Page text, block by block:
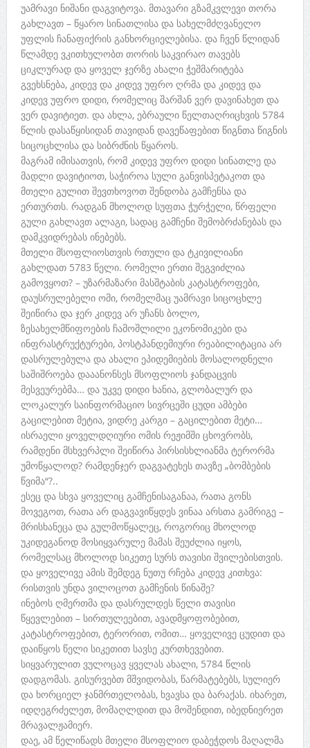
უამრავი ნიშანი დაგვიტოვა. მთავარი გზამკვლევი თორა
გახლავთ – წყარო სინათლისა და სახელმძღვანელო
უფლის ჩანაფიქრის განხორციელებისა. და ჩვენ წლიდან
წლამდე ვკითხულობთ თორის საკვირაო თავებს
ციკლურად და ყოველ ჯერზე ახალი ჭეშმარიტება
გვეხსნება, კიდევ და კიდევ უფრო ღრმა და კიდევ და
კიდევ უფრო დიდი, რომელიც შარშან ვერ დავინახეთ და
ვერ დავიტიეთ. და ახლა, ებრაული წელთაღრიცხვის 5784
წლის დასაწყისიდან თავიდან დავეწაფებით წიგნთა წიგნის
სიცოცხლისა და სიბრძნის წყაროს.
მაგრამ იმისათვის, რომ კიდევ უფრო დიდი სინათლე და
მადლი დავიტიოთ, საჭიროა სული განვისპეტაკოთ და
მთელი გულით შევთხოვოთ შენდობა გამჩენსა და
ერთურთს. რადგან მხოლოდ სუფთა ჭურჭელი, წრფელი
გული გახლავთ ალაგი, სადაც გამჩენი შემობრძანებას და
დამკვიდრებას ინებებს.
მთელი მსოფლიოსთვის რთული და ტკივილიანი
გახლდათ 5783 წელი. რომელი ერთი შეგვიძლია
გამოვყოთ? – უზარმაზარი მასშტაბის კატასტროფები,
დაუსრულებელი ომი, რომელმაც უამრავი სიცოცხლე
შეიწირა და ჯერ კიდევ არ უჩანს ბოლო,
ზესახელმწიფოების ჩამოშლილი ეკონომიკები და
ინფრასტრუქტურები, პოსტპანდემიური რეაბილიტაცია არ
დასრულებულა და ახალი ეპიდემიების მოსალოდნელი
საშიშროება დააანონსეს მსოფლიოს ჯანდაცვის
მესვეურებმა… და უკვე დიდი ხანია, გლობალურ და
ლოკალურ საინფორმაციო სივრცეში ცუდი ამბები
გაცილებით მეტია, ვიდრე კარგი – გაცილებით მეტი…
ისრაელი ყოველდღიური ომის რეჟიმში ცხოვრობს,
რამდენი მსხვერპლი შეიწირა პირსისხლიანმა ტერორმა
უმოწყალოდ? რამდენჯერ დაგვატეხეს თავზე „ბომბების
წვიმა“?..
ესეც და სხვა ყოველიც გამჩენისაგანაა, რათა გონს
მოვეგოთ, რათა არ დაგვავიწყდეს ვინაა არსთა გამრიგე –
მრისხანეცა და გულმოწყალეც, როგორიც მხოლოდ
უკიდეგანოდ მოსიყვარულე მამას შეუძლია იყოს,
რომელსაც მხოლოდ სიკეთე სურს თავისი შვილებისთვის.
და ყოველივე ამის შემდეგ ნუთუ რჩება კიდევ კითხვა:
რისთვის უნდა ვილოცოთ გამჩენის წინაშე?
ინებოს ღმერთმა და დასრულდეს წელი თავისი
წყევლებით – სირთულეებით, ავადმყოფობებით,
კატასტროფებით, ტერორით, ომით… ყოველივე ცუდით და
დაიწყოს წელი სიკეთით სავსე კურთხევებით.
სიყვარულით ვულოცავ ყველას ახალი, 5784 წლის
დადგომას. გისურვებთ მშვიდობას, წარმატებებს, სულიერ
და ხორციელ ჯანმრთელობას, ხვავსა და ბარაქას. იხარეთ,
იდღეგრძელეთ, მომაღლდით და მოშენდით, იბედნიერეთ
მრავალჟამიერ.
დაე, ამ წელიწადს მთელი მსოფლიო დაბეჭდოს მაღალმა